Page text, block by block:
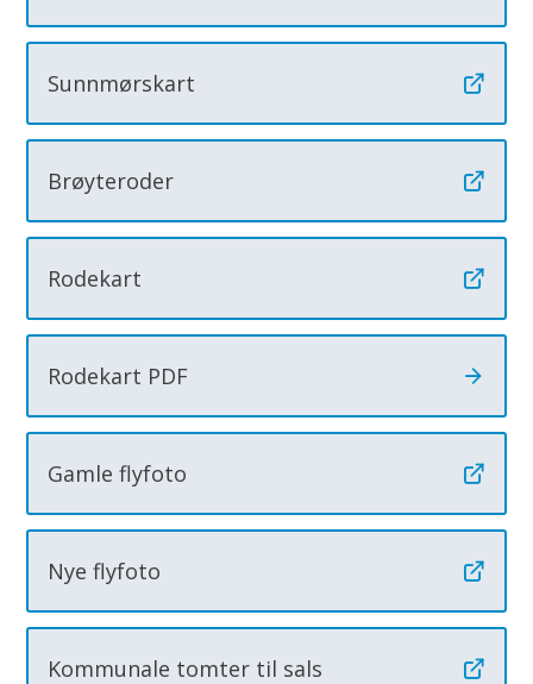
Sunnmørskart
Brøyteroder
Rodekart
Rodekart PDF
Gamle flyfoto
Nye flyfoto
Kommunale tomter til sals